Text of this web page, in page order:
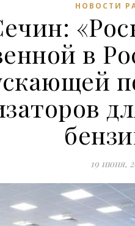
НОВОСТИ
в
19 июня,